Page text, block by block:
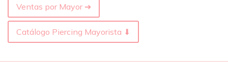
Ventas por Mayor ➔
Catálogo Piercing Mayorista ⬇